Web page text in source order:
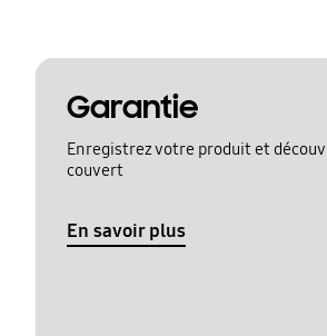
Garantie
Enregistrez votre produit et
couvert
En savoir plus